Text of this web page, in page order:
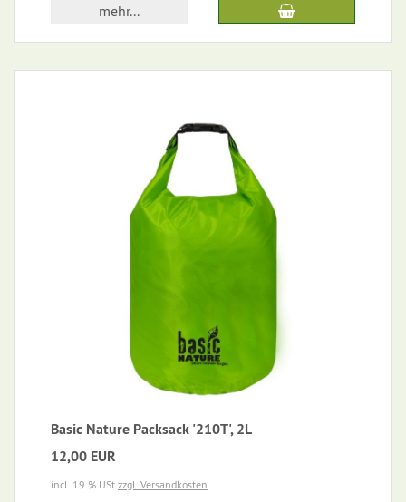
mehr...
Basic Nature Packsack '210T', 2L
12,00 EUR
incl. 19 % USt zzgl. Versandkosten